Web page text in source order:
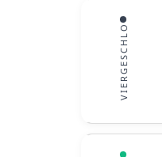
VIERGESCHLO